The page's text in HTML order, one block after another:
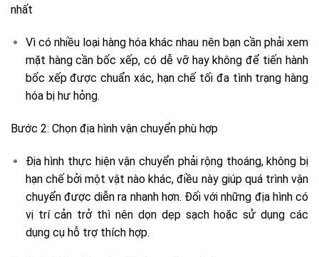
nhất
Vì có nhiều loại hàng hóa khác nhau nên bạn cần phải xem
mặt hàng cần bốc xếp, có dễ vỡ hay không để tiến hành
bốc xếp được chuẩn xác, hạn chế tối đa tình trạng hàng
hóa bị hư hỏng.
Bước 2: Chọn địa hình vận chuyển phù hợp
Địa hình thực hiện vận chuyển phải rộng thoáng, không bị
hạn chế bởi một vật nào khác, điều này giúp quá trình vận
chuyển được diễn ra nhanh hơn. Đối với những địa hình có
vị trí cản trở thì nên dọn dẹp sạch hoặc sử dụng các
dụng cụ hỗ trợ thích hợp.